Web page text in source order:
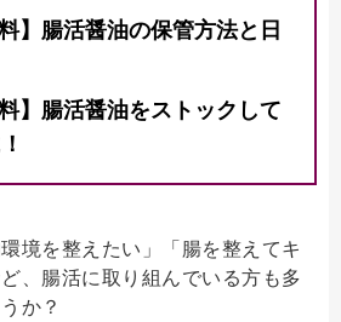
】腸活醤油の保管方法と日
】腸活醤油をストックして
境を整えたい」「腸を整えてキ
、腸活に取り組んでいる方も多
か？